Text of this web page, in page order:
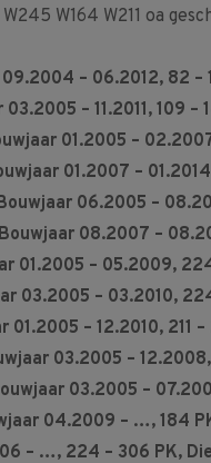
W164 W211 oa
– 06.2012, 82 –
– 11.2011, 109 –
01.2005 –
01.2007 –
06.2005 –
08.2007 –
01.2005 – 05.2009,
03.2005 – 03.2010,
01.2005 – 12.2010, 211
03.2005 –
03.2005 –
04.2009 – …, 184
– …, 224 – 306 PK,